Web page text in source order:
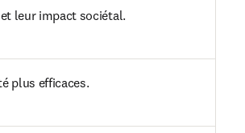
leur impact sociétal.
plus efficaces.